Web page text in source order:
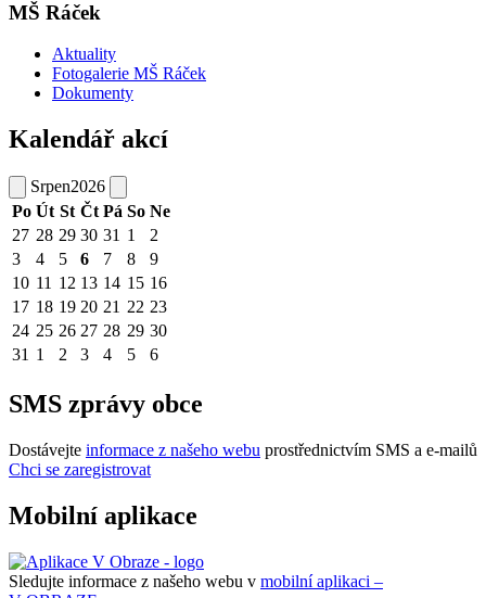
MŠ Ráček
Aktuality
Fotogalerie MŠ Ráček
Dokumenty
Kalendář akcí
Srpen2026
Po Út St Čt Pá So Ne
27 28 29 30 31 1
2
3
4 5 6 7 8
9
10 11 12 13 14 15 16
17 18 19 20 21 22 23
24 25 26 27 28 29 30
31 1 2 3 4 5 6
SMS zprávy obce
Dostávejte informace z našeho webu prostřednictvím SMS a e-mailů
Chci se zaregistrovat
Mobilní aplikace
Sledujte informace z našeho webu v mobilní aplikaci –